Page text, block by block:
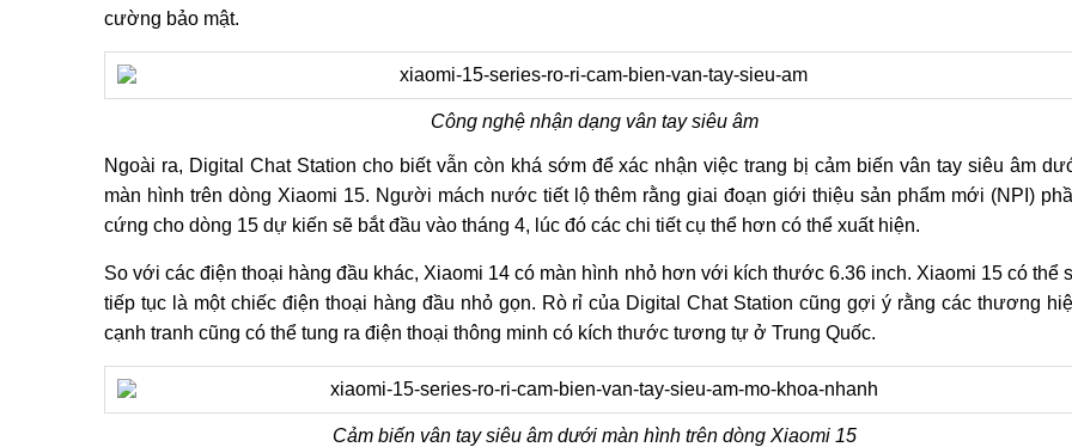
cường bảo mật.
Công nghệ nhận dạng vân tay siêu âm
Ngoài ra, Digital Chat Station cho biết vẫn còn khá sớm để xác nhận việc trang bị cảm biến vân tay siêu âm
màn hình trên dòng Xiaomi 15. Người mách nước tiết lộ thêm rằng giai đoạn giới thiệu sản phẩm mới (NPI)
cứng cho dòng 15 dự kiến ​​sẽ bắt đầu vào tháng 4, lúc đó các chi tiết cụ thể hơn có thể xuất hiện.
So với các điện thoại hàng đầu khác, Xiaomi 14 có màn hình nhỏ hơn với kích thước 6.36 inch. Xiaomi 15 có thể
tiếp tục là một chiếc điện thoại hàng đầu nhỏ gọn. Rò rỉ của Digital Chat Station cũng gợi ý rằng các thương
cạnh tranh cũng có thể tung ra điện thoại thông minh có kích thước tương tự ở Trung Quốc.
Cảm biến vân tay siêu âm dưới màn hình trên dòng Xiaomi 15